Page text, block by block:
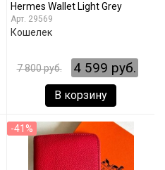
Hermes Wallet Light Grey
29569
Кошелек
7 800 руб. 4 599 руб.
В корзину
-41%